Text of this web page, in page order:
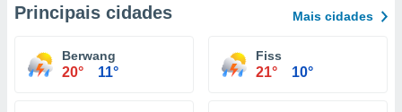
Principais cidades Mais cidades
Berwang
20° 11°
Fiss
21° 10°